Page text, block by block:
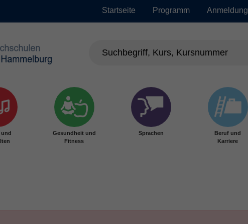
Startseite Programm Anmeldung
Gesundheit und
Fitness
Sprachen
Beruf und
Karriere